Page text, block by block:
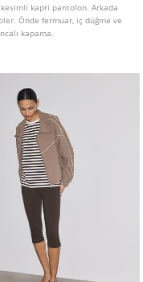
kapri pantolon. Arkada
Önde fermuar, iç düğme ve
kapama.